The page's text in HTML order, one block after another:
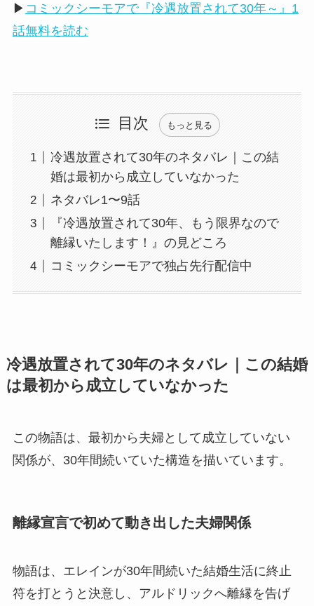
▶ コミックシーモアで『冷遇放置されて30年～』1
話無料を読む
目次 もっと見る
冷遇放置されて30年のネタバレ｜この結
婚は最初から成立していなかった
ネタバレ1〜9話
『冷遇放置されて30年、もう限界なので
離縁いたします！』の見どころ
コミックシーモアで独占先行配信中
冷遇放置されて30年のネタバレ｜この結婚
は最初から成立していなかった
この物語は、最初から夫婦として成立していない
関係が、30年間続いていた構造を描いています。
離縁宣言で初めて動き出した夫婦関係
物語は、エレインが30年間続いた結婚生活に終止
符を打とうと決意し、アルドリックへ離縁を告げ